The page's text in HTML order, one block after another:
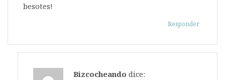
besotes!
Responder
Bizcocheando dice: